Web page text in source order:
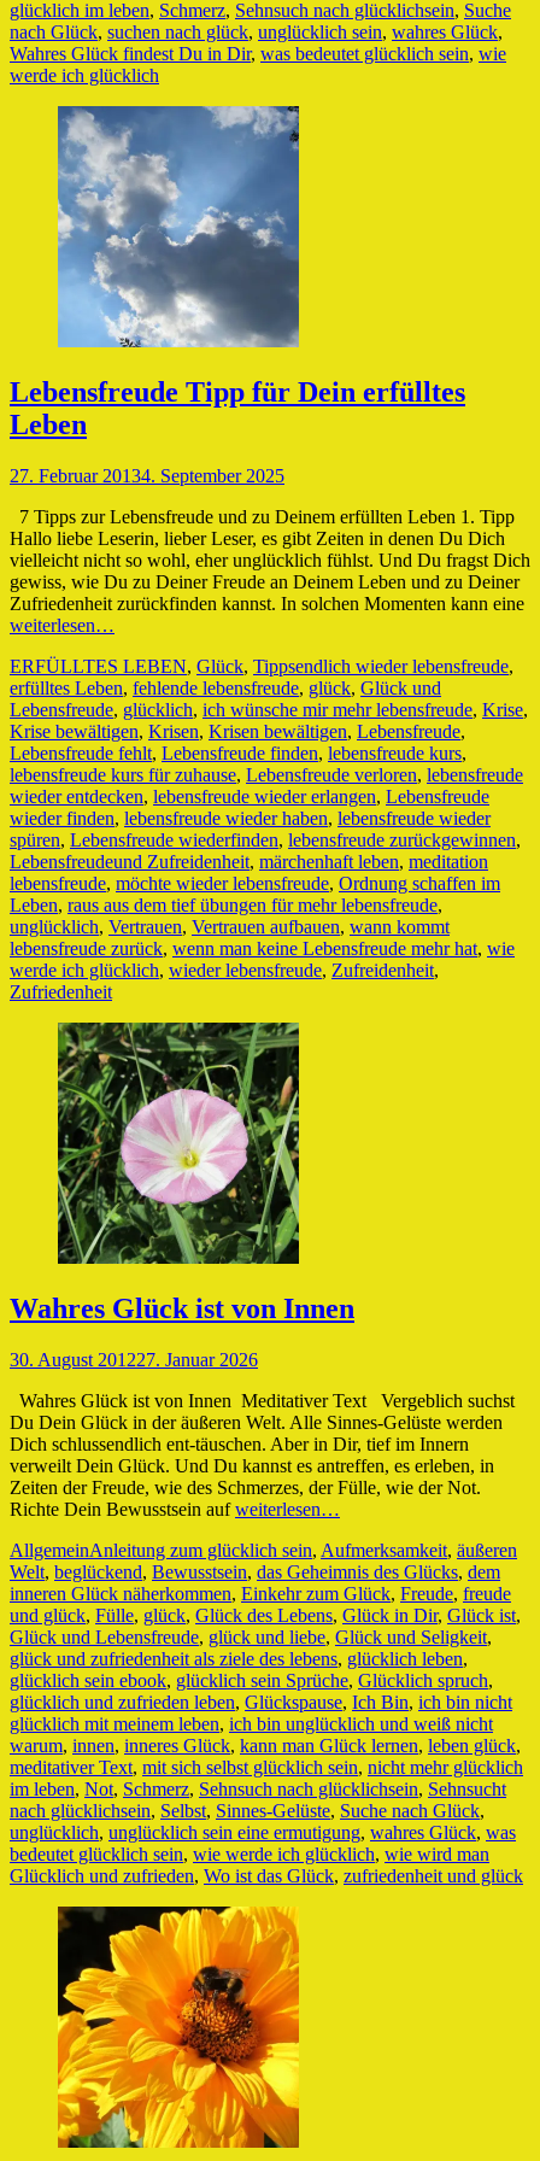
glücklich im leben, Schmerz, Sehnsuch nach glücklichsein, Suche
nach Glück, suchen nach glück, unglücklich sein, wahres Glück,
Wahres Glück findest Du in Dir, was bedeutet glücklich sein, wie
werde ich glücklich
Lebensfreude Tipp für Dein erfülltes
Leben
Veröffentlicht
27. Februar 20134. September 2025
7 Tipps zur Lebensfreude und zu Deinem erfüllten Leben 1. Tipp
Hallo liebe Leserin, lieber Leser, es gibt Zeiten in denen Du Dich
vielleicht nicht so wohl, eher unglücklich fühlst. Und Du fragst Dich
gewiss, wie Du zu Deiner Freude an Deinem Leben und zu Deiner
Zufriedenheit zurückfinden kannst. In solchen Momenten kann eine
weiterlesen…
Kategorien
ERFÜLLTES LEBEN, Glück, TippsSchlagworte
endlich wieder lebensfreude,
erfülltes Leben, fehlende lebensfreude, glück, Glück und
Lebensfreude, glücklich, ich wünsche mir mehr lebensfreude, Krise,
Krise bewältigen, Krisen, Krisen bewältigen, Lebensfreude,
Lebensfreude fehlt, Lebensfreude finden, lebensfreude kurs,
lebensfreude kurs für zuhause, Lebensfreude verloren, lebensfreude
wieder entdecken, lebensfreude wieder erlangen, Lebensfreude
wieder finden, lebensfreude wieder haben, lebensfreude wieder
spüren, Lebensfreude wiederfinden, lebensfreude zurückgewinnen,
Lebensfreudeund Zufreidenheit, märchenhaft leben, meditation
lebensfreude, möchte wieder lebensfreude, Ordnung schaffen im
Leben, raus aus dem tief übungen für mehr lebensfreude,
unglücklich, Vertrauen, Vertrauen aufbauen, wann kommt
lebensfreude zurück, wenn man keine Lebensfreude mehr hat, wie
werde ich glücklich, wieder lebensfreude, Zufreidenheit,
Zufriedenheit
Wahres Glück ist von Innen
Veröffentlicht
30. August 201227. Januar 2026
Wahres Glück ist von Innen Meditativer Text Vergeblich suchst
Du Dein Glück in der äußeren Welt. Alle Sinnes-Gelüste werden
Dich schlussendlich ent-täuschen. Aber in Dir, tief im Innern
verweilt Dein Glück. Und Du kannst es antreffen, es erleben, in
Zeiten der Freude, wie des Schmerzes, der Fülle, wie der Not.
Richte Dein Bewusstsein aufweiterlesen…
Kategorien
AllgemeinSchlagworte
Anleitung zum glücklich sein, Aufmerksamkeit, äußeren
Welt, beglückend, Bewusstsein, das Geheimnis des Glücks, dem
inneren Glück näherkommen, Einkehr zum Glück, Freude, freude
und glück, Fülle, glück, Glück des Lebens, Glück in Dir, Glück ist,
Glück und Lebensfreude, glück und liebe, Glück und Seligkeit,
glück und zufriedenheit als ziele des lebens, glücklich leben,
glücklich sein ebook, glücklich sein Sprüche, Glücklich spruch,
glücklich und zufrieden leben, Glückspause, Ich Bin, ich bin nicht
glücklich mit meinem leben, ich bin unglücklich und weiß nicht
warum, innen, inneres Glück, kann man Glück lernen, leben glück,
meditativer Text, mit sich selbst glücklich sein, nicht mehr glücklich
im leben, Not, Schmerz, Sehnsuch nach glücklichsein, Sehnsucht
nach glücklichsein, Selbst, Sinnes-Gelüste, Suche nach Glück,
unglücklich, unglücklich sein eine ermutigung, wahres Glück, was
bedeutet glücklich sein, wie werde ich glücklich, wie wird man
Glücklich und zufrieden, Wo ist das Glück, zufriedenheit und glück